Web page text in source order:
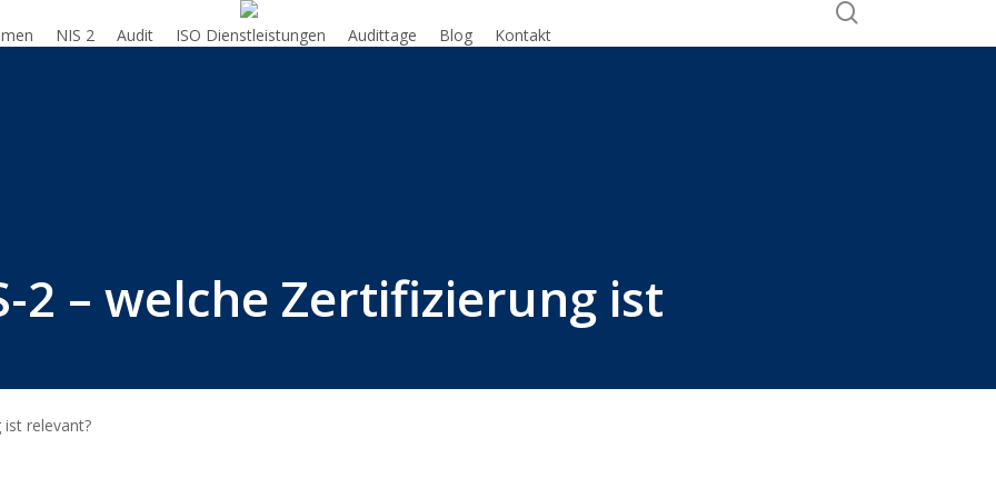
NIS 2 Audit ISO Dienstleistungen Audittage Blog Kontakt
2 – welche Zertifizierung ist
relevant?